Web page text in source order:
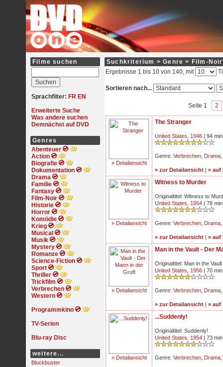
Filme suchen
Sprachfilter: FR EN
Erweiterte Suche
Was andere suchen
Demnächst auf DVD
Genres
Abenteuer
Action
Biografie
Dokumentation
Drama
Familie
Fantasy
Film-Noir
Historie
Horror
Komödie
Krieg
Musical
Musik
Mystery
Romanze
Science-Fiction
Sport
Thriller
Trickfilm
Verbrechen
Western
Programmkino
TV-Serien
Blu-ray Disc
weitere...
Blockbuster
Suchkriterium > Genre > Film-Noir
Ergebnisse 1 bis 10 von 140, mit
Sortieren nach...
Seite 1 2
» Detailansicht
The Stranger
United States 1946 | 94
Genre: Verbrechen Drama
» zur Detailansicht | » auf
» Detailansicht
Witness to Murder
Originaltitel: Witness to
United States
1954 | 78
Genre: Verbrechen Drama
» zur Detailansicht | » auf
» Detailansicht
Man in the Vault - Der
Originaltitel: Man in the Vault
United States
1956 | 70
Genre: Verbrechen Drama
» zur Detailansicht | » auf
» Detailansicht
...Suddenly!
Originaltitel: Suddenly!
United States
1954 | 73
Genre: Verbrechen Drama